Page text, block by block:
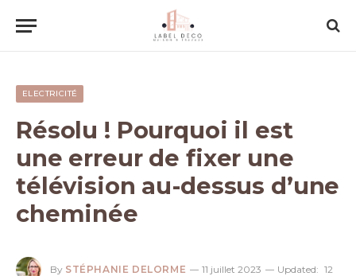
ELECTRICITÉ
Résolu ! Pourquoi il est
une erreur de fixer une
télévision au-dessus d’une
cheminée
By STÉPHANIE DELORME 11 juillet 2023 Updated: 12